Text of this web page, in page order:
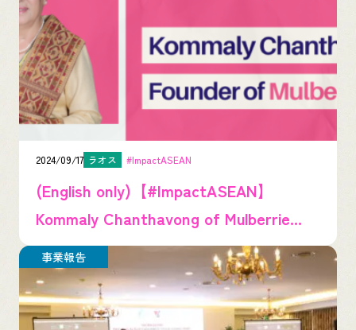
2024/09/17 ラオス #ImpactASEAN
(English only)【#ImpactASEAN】
Kommaly Chanthavong of Mulberrie...
事業報告